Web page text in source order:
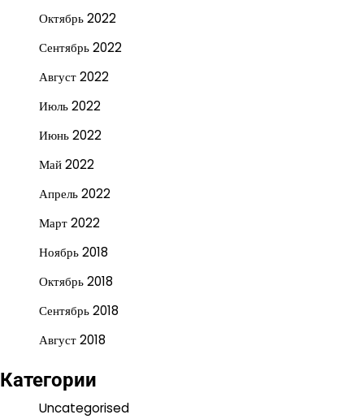
Октябрь 2022
Сентябрь 2022
Август 2022
Июль 2022
Июнь 2022
Май 2022
Апрель 2022
Март 2022
Ноябрь 2018
Октябрь 2018
Сентябрь 2018
Август 2018
Категории
Uncategorised